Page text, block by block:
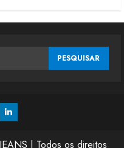
Linkedin
| Todos os direitos